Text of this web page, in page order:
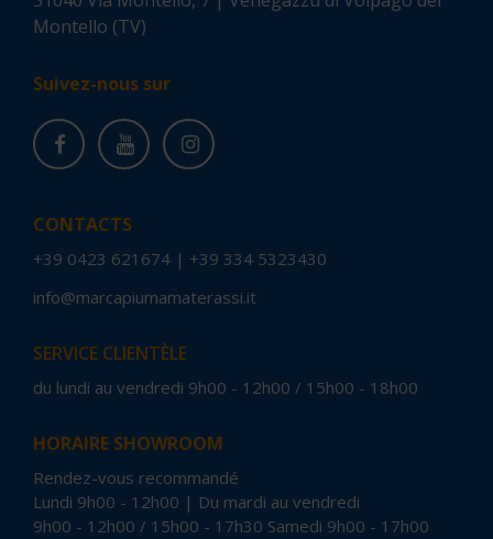
Montello (TV)
Suivez-nous sur
CONTACTS
+39 0423 621674 | +39 334 5323430
info@marcapiumamaterassi.it
SERVICE CLIENTÈLE
du lundi au vendredi 9h00 - 12h00 / 15h00 - 18h00
HORAIRE SHOWROOM
Rendez-vous recommandé
Lundi 9h00 - 12h00 | Du mardi au vendredi
9h00 - 12h00 / 15h00 - 17h30 Samedi 9h00 - 17h00